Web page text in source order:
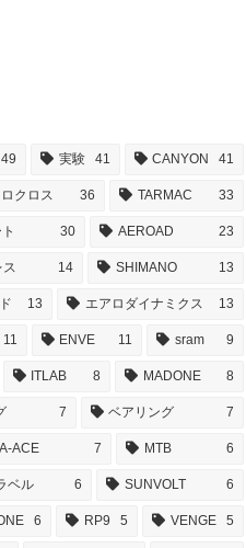
49 実験 41 CANYON 41
クロス 36 TARMAC 33
30 AEROAD 23
ス 14 SHIMANO 13
13 エアロダイナミクス 13
11 ENVE 11 sram 9
ITLAB 8 MADONE 8
7 ベアリング 7
ACE 7 MTB 6
ベル 6 SUNVOLT 6
6 RP9 5 VENGE 5